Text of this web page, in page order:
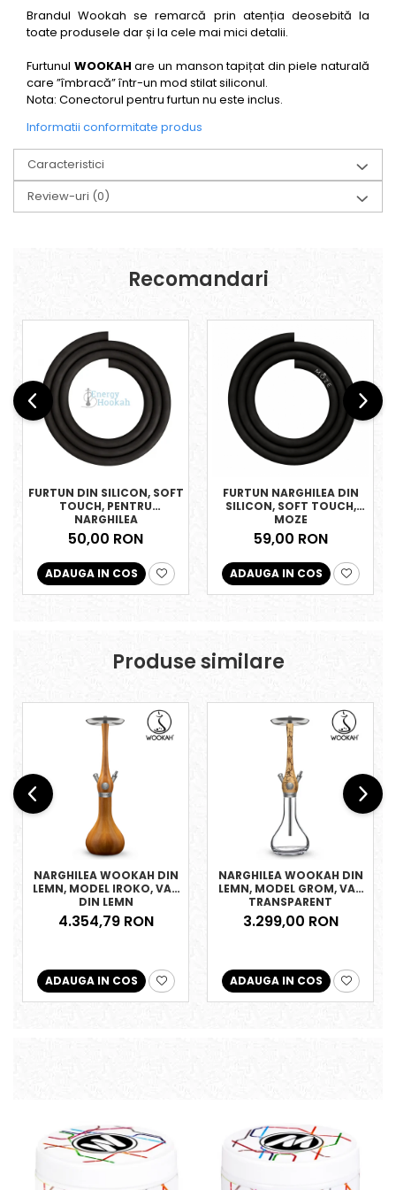
Brandul Wookah se remarcă prin atenția deosebită la
toate produsele dar și la cele mai mici detalii.
Furtunul WOOKAHare un manson tapițat din piele naturală
care ”îmbracă” într-un mod stilat siliconul.
Nota: Conectorul pentru furtun nu este inclus.
Informatii conformitate produs
Caracteristici
Review-uri (0)
Recomandari
FURTUN DIN SILICON, SOFT
TOUCH, PENTRU
NARGHILEA
50,00 RON
ADAUGA IN COS
FURTUN NARGHILEA DIN
SILICON, SOFT TOUCH,
MOZE
59,00 RON
ADAUGA IN COS
Produse similare
NARGHILEA WOOKAH DIN
LEMN, MODEL IROKO, VAS
DIN LEMN
4.354,79 RON
ADAUGA IN COS
NARGHILEA WOOKAH DIN
LEMN, MODEL GROM, VAS
TRANSPARENT
3.299,00 RON
ADAUGA IN COS